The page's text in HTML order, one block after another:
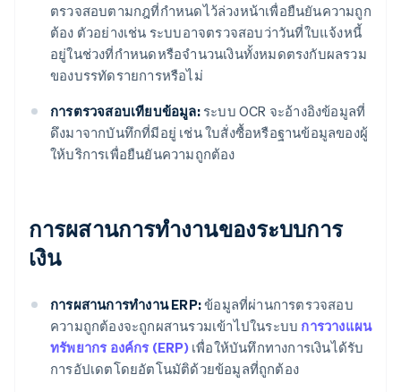
ตรวจสอบตามกฎที่กําหนดไว้ล่วงหน้าเพื่อยืนยันความถูก
ต้อง ตัวอย่างเช่น ระบบอาจตรวจสอบว่าวันที่ใบแจ้งหนี้
อยู่ในช่วงที่กําหนดหรือจํานวนเงินทั้งหมดตรงกับผลรวม
ของบรรทัดรายการหรือไม่
การตรวจสอบเทียบข้อมูล:ระบบ OCR จะอ้างอิงข้อมูลที่
ดึงมาจากบันทึกที่มีอยู่ เช่น ใบสั่งซื้อหรือฐานข้อมูลของผู้
ให้บริการเพื่อยืนยันความถูกต้อง
การผสานการทํางานของระบบการ
เงิน
การผสานการทํางาน ERP:ข้อมูลที่ผ่านการตรวจสอบ
ความถูกต้องจะถูกผสานรวมเข้าไปในระบบ การวางแผน
ทรัพยากร องค์กร (ERP)เพื่อให้บันทึกทางการเงินได้รับ
การอัปเดตโดยอัตโนมัติด้วยข้อมูลที่ถูกต้อง